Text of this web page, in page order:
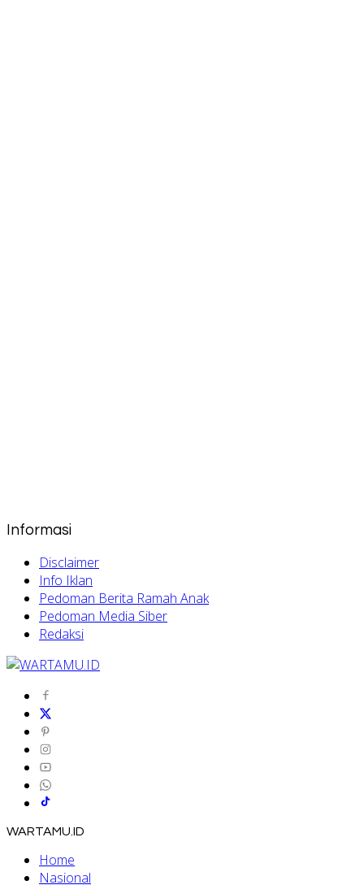
Informasi
Disclaimer
Info Iklan
Pedoman Berita Ramah Anak
Pedoman Media Siber
Redaksi
WARTAMU.ID
Home
Nasional